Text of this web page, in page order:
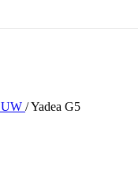
/Yadea G5